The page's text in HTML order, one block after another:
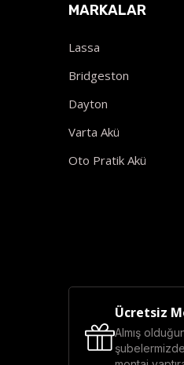
MARKALAR
Lassa
Bridgeston
Dayton
Varta Akü
Oto Pratik Akü
Ücretsiz
Almış